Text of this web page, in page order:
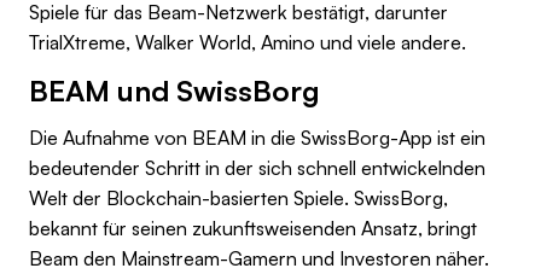
Spiele für das Beam-Netzwerk bestätigt, darunter
TrialXtreme, Walker World, Amino und viele andere.
BEAM und SwissBorg
Die Aufnahme von BEAM in die SwissBorg-App ist ein
bedeutender Schritt in der sich schnell entwickelnden
Welt der Blockchain-basierten Spiele. SwissBorg,
bekannt für seinen zukunftsweisenden Ansatz, bringt
Beam den Mainstream-Gamern und Investoren näher.